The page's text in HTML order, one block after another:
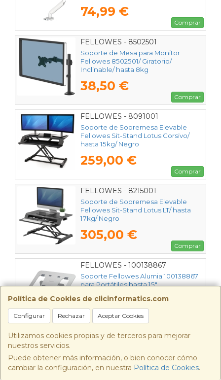
74,99 €
Comprar
FELLOWES - 8502501
Soporte de Mesa para Monitor
Fellowes 8502501/ Giratorio/
Inclinable/ hasta 8kg
38,50 €
Comprar
FELLOWES - 8091001
Soporte de Sobremesa Elevable
Fellowes Sit-Stand Lotus Corsivo/
hasta 15kg/ Negro
259,00 €
Comprar
FELLOWES - 8215001
Soporte de Sobremesa Elevable
Fellowes Sit-Stand Lotus LT/ hasta
17kg/ Negro
305,00 €
Comprar
FELLOWES - 100138867
Soporte Fellowes Alumia 100138867
para Portátiles hasta 15"
21,25 €
FELLOWES - 100138868
para Portátiles hasta 15"
Política de Cookies de clicinformatics.com
Configurar Rechazar Aceptar Cookies
Utilizamos cookies propias y de terceros para mejorar
nuestros servicios.
Puede obtener más información, o bien conocer cómo
cambiar la configuración, en nuestra Política de Cookies.